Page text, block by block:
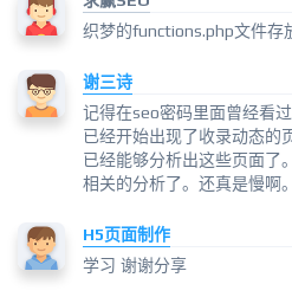
织梦的functions.php文件存
谢三诗
记得在seo密码里面曾经看
已经开始出现了收录动态的
已经能够分析出这些页面了
相关的分析了。还真是慢啊。
H5页面制作
学习 谢谢分享